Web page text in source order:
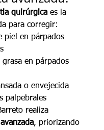
quirúrgica es la
para corregir:
piel en párpados
grasa en párpados
o envejecida
palpebrales
realiza
, priorizando